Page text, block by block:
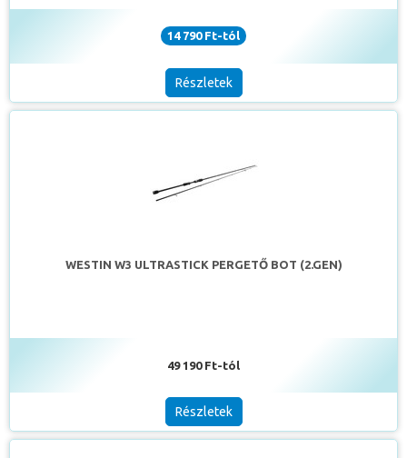
14 790 Ft-tól
Részletek
WESTIN W3 ULTRASTICK PERGETŐ BOT (2.GEN)
49 190 Ft-tól
Részletek